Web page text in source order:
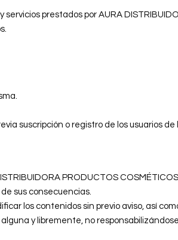
prestados por AURA
suscripción o registro de los usuarios de
PRODUCTOS
sus consecuencias.
los contenidos sin previo aviso, así
y libremente, no